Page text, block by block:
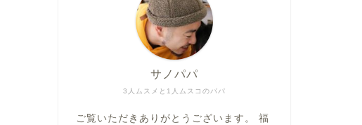
3人ムスメと1人ムスコのパパ
サノパパ
ご覧いただきありがとうございます。 福